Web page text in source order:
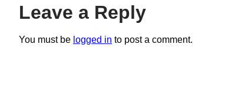
Leave a Reply
You must be logged in to post a comment.